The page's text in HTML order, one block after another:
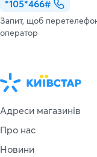
*105*466#
Запит, щоб
оператор
Адреси магазинів
Про нас
Новини